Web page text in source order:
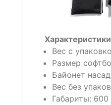
Вес с
Размер
Байонет
Вес без
Габариты: